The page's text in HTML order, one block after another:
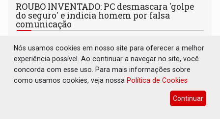
ROUBO INVENTADO: PC desmascara 'golpe
do seguro' e indicia homem por falsa
comunicação
Dono do veículo irá responder criminalmente
Nós usamos cookies em nosso site para oferecer a melhor
experiência possível. Ao continuar a navegar no site, você
concorda com esse uso. Para mais informações sobre
como usamos cookies, veja nossa Política de Cookies
Continuar